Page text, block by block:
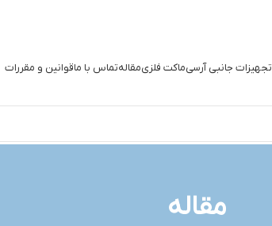
تجهیزات جانبی آرسیماکت فلزیمقالهتماس با ماقوانین و مقررات
مقاله